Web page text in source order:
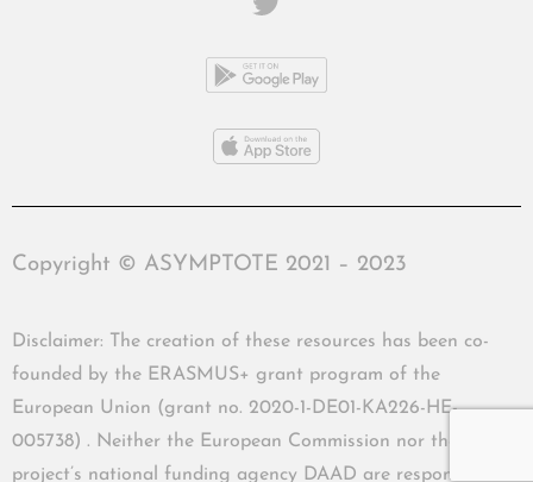
Copyright © ASYMPTOTE 2021 – 2023
Disclaimer: The creation of these resources has been co-
founded by the ERASMUS+ grant program of the
European Union (grant no. 2020-1-DE01-KA226-HE-
005738) . Neither the European Commission nor the
project’s national funding agency DAAD are responsible